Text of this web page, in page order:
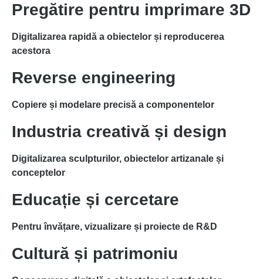
Pregătire pentru imprimare 3D
Digitalizarea rapidă a obiectelor și reproducerea
acestora
Reverse engineering
Copiere și modelare precisă a componentelor
Industria creativă și design
Digitalizarea sculpturilor, obiectelor artizanale și
conceptelor
Educație și cercetare
Pentru învățare, vizualizare și proiecte de R&D
Cultură și patrimoniu